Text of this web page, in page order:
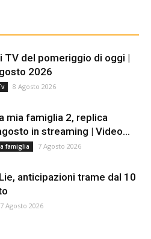
TV del pomeriggio di oggi |
2026
8 Agosto 2026
mia famiglia 2, replica
in streaming | Video...
famiglia 7 Agosto 2026
anticipazioni trame dal 10
7 Agosto 2026